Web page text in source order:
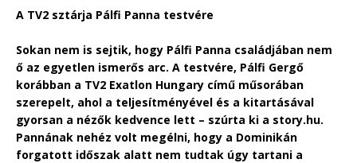
A TV2 sztárja Pálfi Panna testvére
Sokan nem is sejtik, hogy Pálfi Panna családjában nem
ő az egyetlen ismerős arc. A testvére, Pálfi Gergő
korábban a TV2 Exatlon Hungary című műsorában
szerepelt, ahol a teljesítményével és a kitartásával
gyorsan a nézők kedvence lett – szúrta ki a story.hu.
Pannának nehéz volt megélni, hogy a Dominikán
forgatott időszak alatt nem tudtak úgy tartani a